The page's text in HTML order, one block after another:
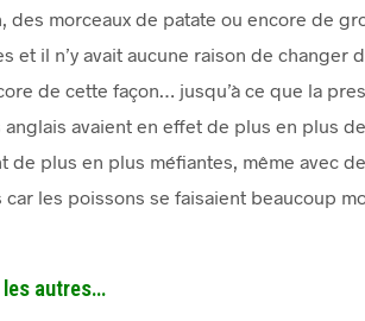
des morceaux de patate ou encore de
et il n’y avait aucune raison de changer
de cette façon… jusqu’à ce que la
avaient en effet de plus en plus
plus en plus méfiantes, même avec
les poissons se faisaient beaucoup
les autres…